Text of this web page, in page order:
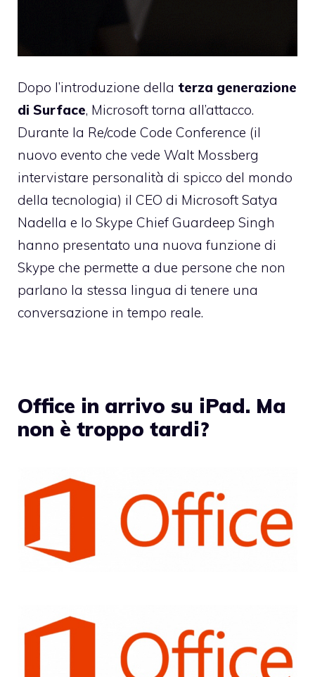
Dopo l’introduzione della terza generazione
di Surface, Microsoft torna all’attacco.
Durante la Re/code Code Conference (il
nuovo evento che vede Walt Mossberg
intervistare personalità di spicco del mondo
della tecnologia) il CEO di Microsoft Satya
Nadella e lo Skype Chief Guardeep Singh
hanno presentato una nuova funzione di
Skype che permette a due persone che non
parlano la stessa lingua di tenere una
conversazione in tempo reale.
Office in arrivo su iPad. Ma
non è troppo tardi?